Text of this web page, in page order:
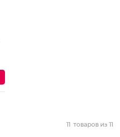
11 товаров из 11